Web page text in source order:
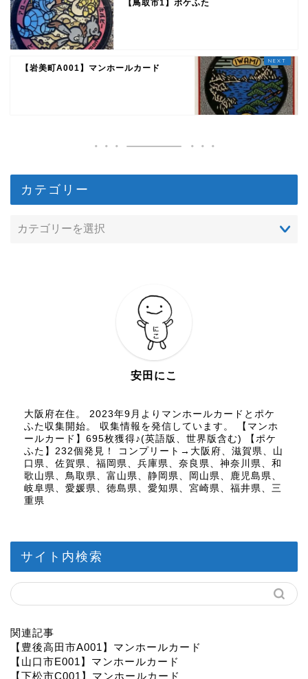
【鳥取市1】ポケふた
【岩美町A001】マンホールカード
カテゴリー
安田にこ
大阪府在住。 2023年9月よりマンホールカードとポケ
ふた収集開始。 収集情報を発信しています。 【マンホ
ールカード】695枚獲得♪(英語版、世界版含む) 【ポケ
ふた】232個発見！ コンプリート→大阪府、滋賀県、山
口県、佐賀県、福岡県、兵庫県、奈良県、神奈川県、和
歌山県、鳥取県、富山県、静岡県、岡山県、鹿児島県、
岐阜県、愛媛県、徳島県、愛知県、宮崎県、福井県、三
重県
サイト内検索
関連記事
【豊後高田市A001】マンホールカード
【山口市E001】マンホールカード
【下松市C001】マンホールカード